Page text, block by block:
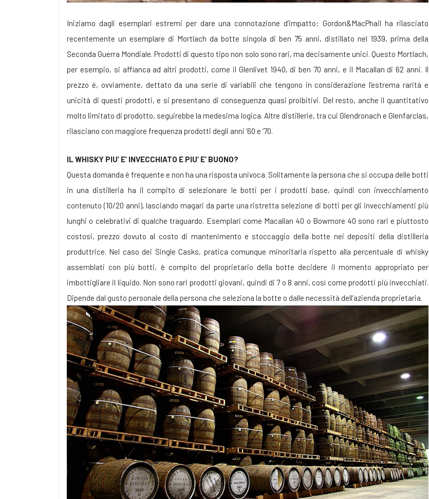
Iniziamo dagli esemplari estremi per dare una connotazione d’impatto: Gordon&MacPhail ha rilasciato
recentemente un esemplare di Mortlach da botte singola di ben 75 anni, distillato nel 1939, prima della
Seconda Guerra Mondiale. Prodotti di questo tipo non solo sono rari, ma decisamente unici. Questo Mortlach,
per esempio, si affianca ad altri prodotti, come il Glenlivet 1940, di ben 70 anni, e il Macallan di 62 anni. Il
prezzo è, ovviamente, dettato da una serie di variabili che tengono in considerazione l’estrema rarità e
unicità di questi prodotti, e si presentano di conseguenza quasi proibitivi. Del resto, anche il quantitativo
molto limitato di prodotto, seguirebbe la medesima logica. Altre distillerie, tra cui Glendronach e Glenfarclas,
rilasciano con maggiore frequenza prodotti degli anni ’60 e ’70.
IL WHISKY PIU’ E’ INVECCHIATO E PIU’ E’ BUONO?
Questa domanda è frequente e non ha una risposta univoca. Solitamente la persona che si occupa delle botti
in una distilleria ha il compito di selezionare le botti per i prodotti base, quindi con invecchiamento
contenuto (10/20 anni), lasciando magari da parte una ristretta selezione di botti per gli invecchiamenti più
lunghi o celebrativi di qualche traguardo. Esemplari come Macallan 40 o Bowmore 40 sono rari e piuttosto
costosi, prezzo dovuto al costo di mantenimento e stoccaggio della botte nei depositi della distilleria
produttrice. Nel caso dei Single Casks, pratica comunque minoritaria rispetto alla percentuale di whisky
assemblati con più botti, è compito del proprietario della botte decidere il momento appropriato per
imbottigliare il liquido. Non sono rari prodotti giovani, quindi di 7 o 8 anni, così come prodotti più invecchiati.
Dipende dal gusto personale della persona che seleziona la botte o dalle necessità dell’azienda proprietaria.